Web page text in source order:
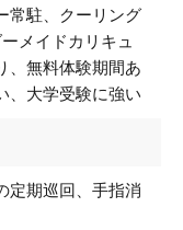
常駐、クーリング
メイドカリキュ
、無料体験期間あ
、大学受験に強い
定期巡回、手指消